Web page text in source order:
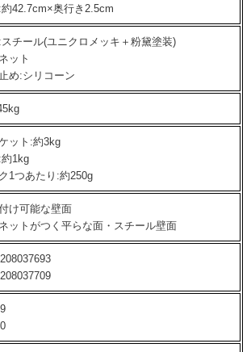
42.7cm×奥行き2.5cm
チール(ユニクロメッキ＋粉黛塗装)
ット
め:シリコーン
ット:約3kg
1kg
1つあたり:約250g
け可能な壁面
ットがつく平らな面・スチール壁面